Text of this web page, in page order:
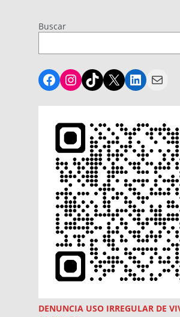
Buscar
Facebook
Instagram
TikTok
X LinkedIn
Mail
DENUNCIA USO IRREGULAR DE